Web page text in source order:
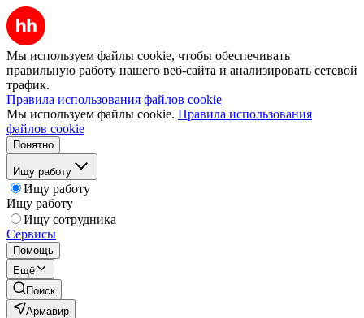
Мы используем файлы cookie, чтобы обеспечивать
правильную работу нашего веб-сайта и анализировать сетевой
трафик.
Правила использования файлов cookie
Мы используем файлы cookie. Правила использования
файлов cookie
Понятно
Ищу работу
Ищу работу
Ищу работу
Ищу сотрудника
Сервисы
Помощь
Ещё
Поиск
Армавир